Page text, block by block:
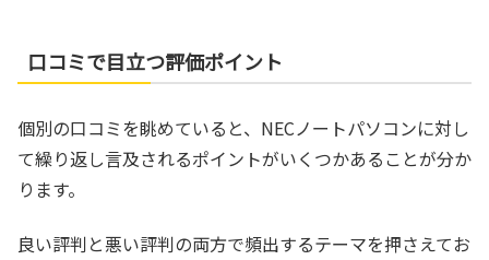
口コミで目立つ評価ポイント
個別の口コミを眺めていると、NECノートパソコンに対し
て繰り返し言及されるポイントがいくつかあることが分か
ります。
良い評判と悪い評判の両方で頻出するテーマを押さえてお